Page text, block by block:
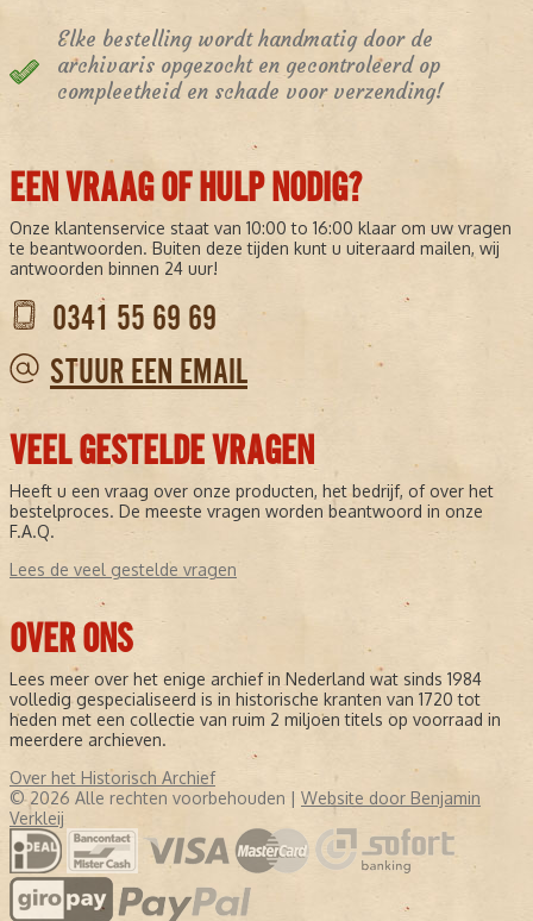
Elke bestelling wordt handmatig door de
archivaris opgezocht en gecontroleerd op
compleetheid en schade voor verzending!
EEN VRAAG OF HULP NODIG?
Onze klantenservice staat van 10:00 to 16:00 klaar om uw vragen
te beantwoorden. Buiten deze tijden kunt u uiteraard mailen, wij
antwoorden binnen 24 uur!
0341 55 69 69
STUUR EEN EMAIL
VEEL GESTELDE VRAGEN
Heeft u een vraag over onze producten, het bedrijf, of over het
bestelproces. De meeste vragen worden beantwoord in onze
F.A.Q.
Lees de veel gestelde vragen
OVER ONS
Lees meer over het enige archief in Nederland wat sinds 1984
volledig gespecialiseerd is in historische kranten van 1720 tot
heden met een collectie van ruim 2 miljoen titels op voorraad in
meerdere archieven.
Over het Historisch Archief
© 2026 Alle rechten voorbehouden | Website door Benjamin
Verkleij